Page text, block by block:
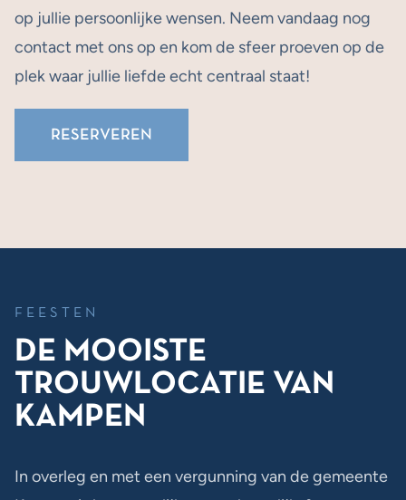
op jullie persoonlijke wensen. Neem vandaag nog
contact met ons op en kom de sfeer proeven op de
plek waar jullie liefde echt centraal staat!
RESERVEREN
FEESTEN
DE MOOISTE
TROUWLOCATIE VAN
KAMPEN
In overleg en met een vergunning van de gemeente